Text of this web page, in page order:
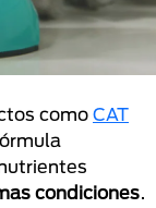
como CAT
condiciones.